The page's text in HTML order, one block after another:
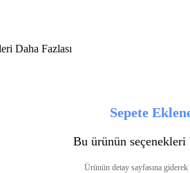
Sepete
Bu ürünün seçenekleri
Ürünün detay sayfasına giderek